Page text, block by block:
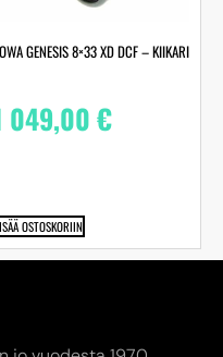
GENESIS 8×33 XD DCF – KIIKARI
049,00€
OSTOSKORIIN